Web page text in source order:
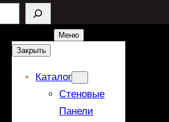
Меню
Закрыть
Каталог
Стеновые
Панели